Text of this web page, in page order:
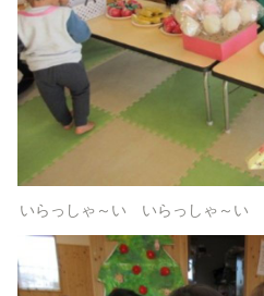
いらっしゃ～い　いらっしゃ～い